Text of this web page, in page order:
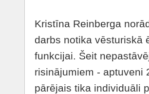
Kristīna Reinberga
darbs notika vēsturiskā
funkcijai. Šeit
risinājumiem - aptuveni
pārējais tika individuāli